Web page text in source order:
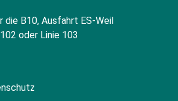
die B10, Ausfahrt ES-Weil
oder Linie 103